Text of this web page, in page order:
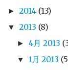
► 2014 (13)
▼ 2013 (8)
►4月 2013
▼ 1月 2013